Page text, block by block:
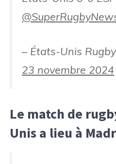
– États-Unis
23 novembre 2024
Le match de
Unis a lieu à